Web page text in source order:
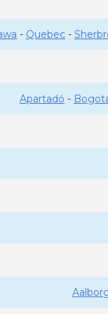
- Quebec -
Apartadó -